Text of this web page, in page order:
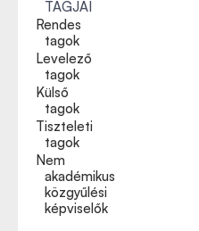
TAGJAI
Rendes
tagok
Levelező
tagok
Külső
tagok
Tiszteleti
tagok
Nem
akadémikus
közgyűlési
képviselők